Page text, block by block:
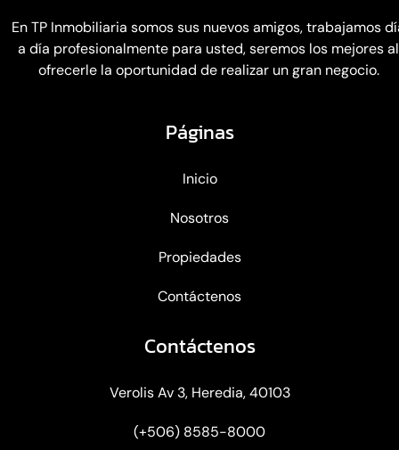
En TP Inmobiliaria somos sus nuevos amigos, trabajamos
a día profesionalmente para usted, seremos los mejores al
ofrecerle la oportunidad de realizar un gran negocio.
Páginas
Inicio
Nosotros
Propiedades
Contáctenos
Contáctenos
Verolis Av 3, Heredia, 40103
(+506) 8585-8000